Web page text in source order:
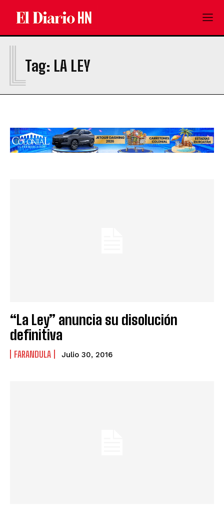
Tag: LA LEY
L
“La Ley” anuncia su disolución
definitiva
FARANDULA Julio 30, 2016